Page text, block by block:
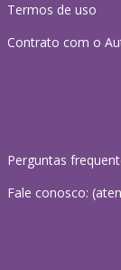
Termos de uso
Contrato com o
Perguntas
Fale conosco: